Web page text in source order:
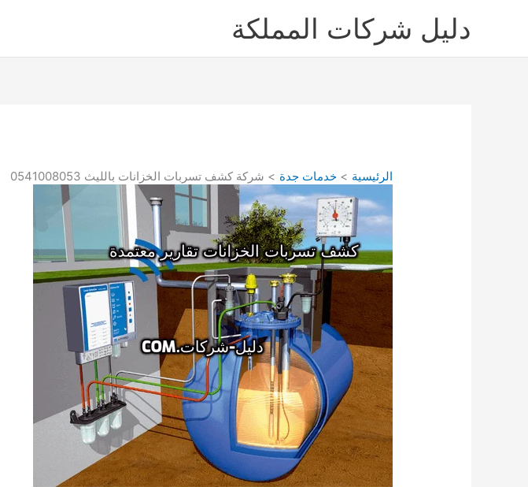
دليل شركات المملكة
الرئيسية خدمات جدة شركة كشف تسربات الخزانات بالليث 0541008053